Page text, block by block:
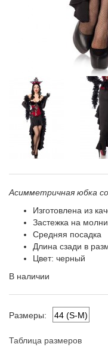
Асимметричная юбка
Изготовлена из
Застежка на
Средняя посадка
Длина сзади в
Цвет: черный
В наличии
Размеры: 44 (S-M)
Таблица размеров